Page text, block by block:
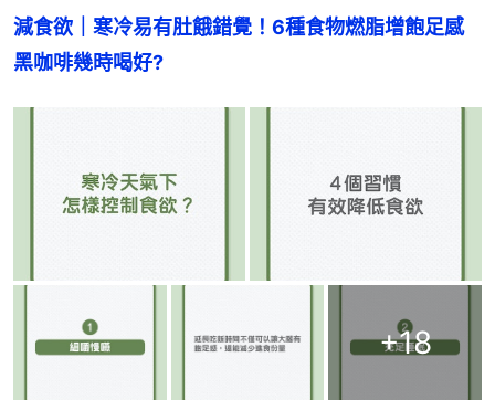
減食欲｜寒冷易有肚餓錯覺！6種食物燃脂增飽足感
黑咖啡幾時喝好?
+18